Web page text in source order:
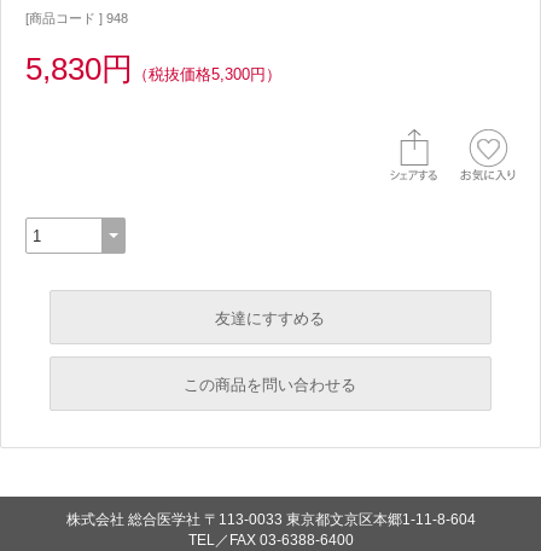
[商品コード ] 948
5,830円 （税抜価格5,300円）
友達にすすめる
必須
必須
必須
この商品を問い合わせる
必須
株式会社 総合医学社 〒113-0033 東京都文京区本郷1-11-8-604
TEL／FAX 03-6388-6400